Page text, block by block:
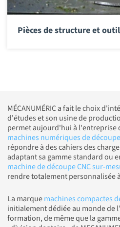
Pièces de structure et
MÉCANUMÉRIC a fait le choix
d'études et son usine de
permet aujourd'hui à l'entreprise
machines numériques de
répondre à des cahiers des
adaptant sa gamme standard ou
machine de découpe CNC sur-
rendre totalement personnalisée
La marquemachines compactes
initialement dédiée au monde de
formation, de même que la